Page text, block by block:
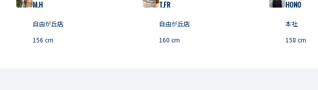
M.H
自由が丘店
156 cm
T.FR
自由が丘店
160 cm
HONO
本社
158 cm